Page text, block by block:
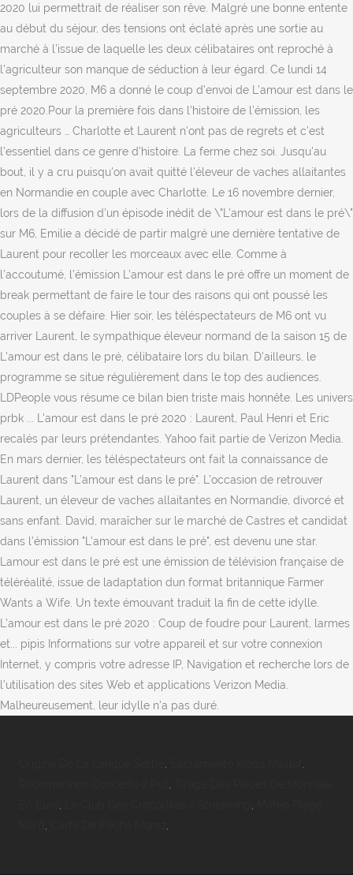
2020 lui permettrait de réaliser son rêve. Malgré une bonne entente
au début du séjour, des tensions ont éclaté après une sortie au
marché à l'issue de laquelle les deux célibataires ont reproché à
l'agriculteur son manque de séduction à leur égard. Ce lundi 14
septembre 2020, M6 a donné le coup d’envoi de L’amour est dans le
pré 2020.Pour la première fois dans l’histoire de l’émission, les
agriculteurs … Charlotte et Laurent n’ont pas de regrets et c’est
l’essentiel dans ce genre d’histoire. La ferme chez soi. Jusqu'au
bout, il y a cru puisqu'on avait quitté l'éleveur de vaches allaitantes
en Normandie en couple avec Charlotte. Le 16 novembre dernier,
lors de la diffusion d'un épisode inédit de \"L'amour est dans le pré\"
sur M6, Emilie a décidé de partir malgré une dernière tentative de
Laurent pour recoller les morceaux avec elle. Comme à
l’accoutumé, l’émission L’amour est dans le pré offre un moment de
break permettant de faire le tour des raisons qui ont poussé les
couples à se défaire. Hier soir, les téléspectateurs de M6 ont vu
arriver Laurent, le sympathique éleveur normand de la saison 15 de
L'amour est dans le pré, célibataire lors du bilan. D’ailleurs, le
programme se situe régulièrement dans le top des audiences.
LDPeople vous résume ce bilan bien triste mais honnête. Les univers
prbk ... L'amour est dans le pré 2020 : Laurent, Paul Henri et Eric
recalés par leurs prétendantes. Yahoo fait partie de Verizon Media.
En mars dernier, les téléspectateurs ont fait la connaissance de
Laurent dans "L'amour est dans le pré". L’occasion de retrouver
Laurent, un éleveur de vaches allaitantes en Normandie, divorcé et
sans enfant. David, maraîcher sur le marché de Castres et candidat
dans l’émission "L’amour est dans le pré", est devenu une star.
Lamour est dans le pré est une émission de télévision française de
téléréalité, issue de ladaptation dun format britannique Farmer
Wants a Wife. Un texte émouvant traduit la fin de cette idylle.
L'amour est dans le pré 2020 : Coup de foudre pour Laurent, larmes
et... pipis Informations sur votre appareil et sur votre connexion
Internet, y compris votre adresse IP, Navigation et recherche lors de
l’utilisation des sites Web et applications Verizon Media.
Malheureusement, leur idylle n'a pas duré.